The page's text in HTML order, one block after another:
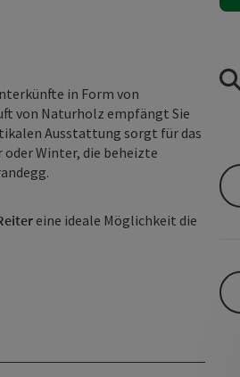
in Form von
von Naturholz empfängt Sie
Ausstattung sorgt für das
oder Winter, die beheizte
eine ideale Möglichkeit die